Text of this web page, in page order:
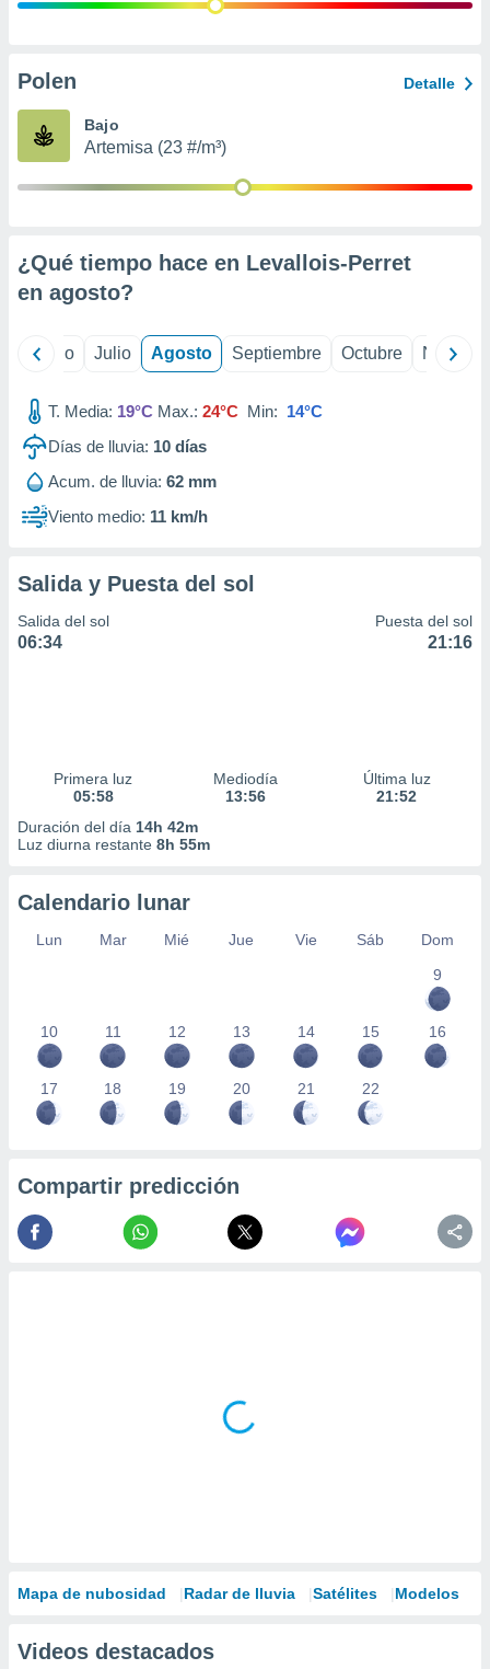
publicidad
de
Polen Detalle
Bajo
Artemisa (23 #/m³)
¿Qué tiempo hace en Levallois-Perret
en agosto?
Junio Julio Agosto Septiembre Octubre
T. Media: 19°C Max.: 24°C Min: 14°C
Días de lluvia: 10 días
Acum. de lluvia: 62 mm
Viento medio: 11 km/h
Salida y Puesta del sol
Salida del sol
06:34
Puesta del sol
21:16
Primera luz
05:58
Mediodía
13:56
Última luz
21:52
Duración del día 14h 42m
Luz diurna restante 8h 55m
Calendario lunar
Lun Mar Mié Jue Vie Sáb
Dom
9
10 11 12 13 14 15 16
17 18 19 20 21 22
Compartir predicción
Mapa de nubosidad Radar de lluvia Satélites Modelos
Videos destacados